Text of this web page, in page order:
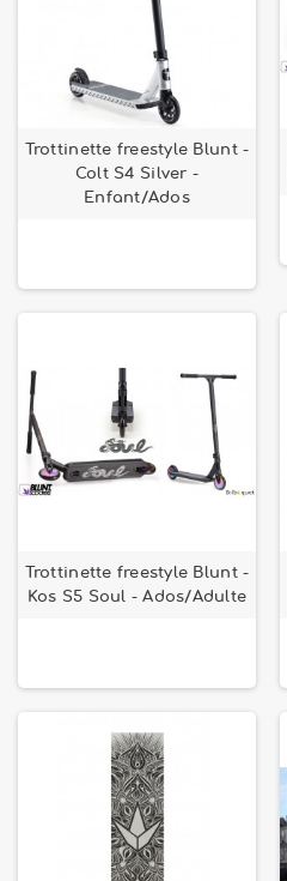
Trottinette freestyle Blunt -
Colt S4 Silver -
Enfant/Ados
Trottinette freestyle Blunt -
Kos S5 Soul - Ados/Adulte